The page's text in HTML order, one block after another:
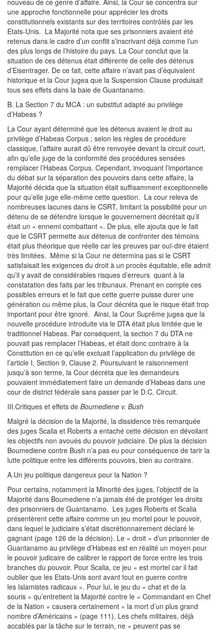
nouveau de ce genre d’affaire. Ainsi, la Cour se concentra sur
une approche fonctionnelle pour apprécier les droits
constitutionnels existants sur des territoires contrôlés par les
Etats-Unis. La Majorité nota que ses prisonniers avaient été
retenus dans le cadre d’un conflit s’inscrivant déjà comme l’un
des plus longs de l’histoire du pays. La Cour conclut que la
situation de ces détenus était différente de celle des détenus
d’Eisentrager. De ce fait, cette affaire n’avait pas d’équivalent
historique et la Cour jugea que la Suspension Clause produisait
tous ses effets dans la baie de Guantanamo.
B. La Section 7 du MCA : un substitut adapté au privilège
d’Habeas ?
La Cour ayant déterminé que les détenus avaient le droit au
privilège d’Habeas Corpus ; selon les règles de procédure
classique, l’affaire aurait dû être renvoyée devant la circuit court,
afin qu’elle juge de la conformité des procédures sensées
remplacer l’Habeas Corpus. Cependant, invoquant l’importance
du débat sur la séparation des pouvoirs dans cette affaire, la
Majorité décida que la situation était suffisamment exceptionnelle
pour qu’elle juge elle-même cette question. La cour releva de
nombreuses lacunes dans le CSRT, limitant la possibilité pour un
détenu de se défendre lorsque le gouvernement décrétait qu’il
était un « ennemi combattant ». De plus, elle ajouta que le fait
que le CSRT permette aux détenus de confronter des témoins
était plus théorique que réelle car les preuves par ouï-dire étaient
très limitées. Même si la Cour ne détermina pas si le CSRT
satisfaisait les exigences du droit à un procès équitable, elle admit
qu’il y avait de considérables risques d’erreurs quant à la
constatation des faits par les tribunaux. Prenant en compte ces
possibles erreurs et le fait que cette guerre puisse durer une
génération ou même plus, la Cour décréta que le risque était trop
important pour être ignoré. Ainsi, la Cour Suprême jugea que la
nouvelle procédure introduite via le DTA était plus limitée que le
traditionnel Habeas. Par conséquent, la section 7 du DTA ne
pouvait pas remplacer l’Habeas, et était donc contraire à la
Constitution en ce qu’elle excluait l’application du privilège de
l’article I, Section 9, Clause 2. Poursuivant le raisonnement
jusqu’à son terme, la Cour décréta que les demandeurs
pouvaient immédiatement faire un demande d’Habeas dans une
cour de district fédérale sans passer par le D.C. Circuit.
III.Critiques et effets de Boumediene v. Bush
Malgré la décision de la Majorité, la dissidence très remarquée
des juges Scalia et Roberts a entaché cette décision en dévoilant
les objectifs non avoués du pouvoir judiciaire. De plus la décision
Boumediene contre Bush n’a pas eu pour conséquence de tarir la
lutte politique entre les différents pouvoirs, bien au contraire.
A.Un jeu politique dangereux pour la Nation ?
Pour certains, notamment la Minorité des juges, l’objectif de la
Majorité dans Boumediene n’a jamais été de protéger les droits
des prisonniers de Guantanamo. Les juges Roberts et Scalia
présentèrent cette affaire comme un jeu mortel pour le pouvoir,
dans lequel le judiciaire s’était discrétionnairement déclaré le
gagnant (page 126 de la décision). Le « droit » d’un prisonnier de
Guantanamo au privilège d’Habeas est en réalité un moyen pour
le pouvoir judicaire de calibrer le rapport de force entre les trois
branches du pouvoir. Pour Scalia, ce jeu « est mortel car il fait
oublier que les Etats-Unis sont avant tout en guerre contre
les Islamistes radicaux ». Pour lui, le jeu du « chat et de la
souris » qu’entretient la Majorité contre le « Commandant en Chef
de la Nation » causera certainement « la mort d’un plus grand
nombre d’Américains » (page 111). Les chefs militaires, déjà
accablés par la tâche sur le terrain, ne « peuvent pas se